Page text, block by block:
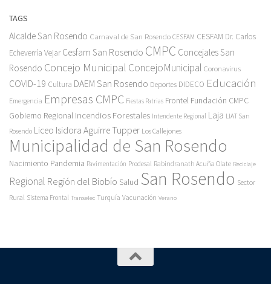
TAGS
Alcalde San Rosendo Carnaval de San Rosendo CESFAM CESFAM Dr. Carlos
Echeverría Vejar Cesfam San Rosendo CMPC Concejales San
Rosendo Concejo Municipal ConcejoMunicipal Coronavirus
COVID-19 Cultura DAEM San Rosendo Deportes DIDECO Educación
Emergencia Empresas CMPC Fiestas Patrias Frontel Fundación CMPC
Gobierno Regional Incendios Forestales Intendente Regional Laja LIAT San
Rosendo Liceo Isidora Aguirre Tupper Los Callejones
Municipalidad de San Rosendo
Nacimiento Pandemia Pavimentación Prodesal Rabindranath Acuña Olate Reciclaje
Regional Región del Biobío Salud San Rosendo Sector
Rural Sistema Frontal Transelec Turquía Vacunación Verano